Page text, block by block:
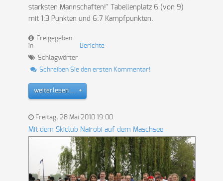
stärksten Mannschaften!"
Tabellenplatz 6 (von 9)
mit 1:3 Punkten und 6:7 Kampfpunkten.
Freigegeben
in
Berichte
Schlagwörter
Schreiben Sie den ersten Kommentar!
weiterlesen ...
Freitag, 28 Mai 2010 19:00
Mit dem Skiclub Nairobi auf dem Maschsee